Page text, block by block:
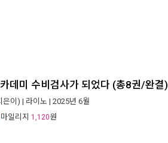
데미 수비검사가 되었다 (총8권/완결)
은이) | 라이노 | 2025년 6월
일리지 1,120원